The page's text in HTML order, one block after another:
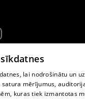
e-mail -
HELIO MEDIA.
lai nodrošinātu un
mērījumus,
kuras tiek izmantotas